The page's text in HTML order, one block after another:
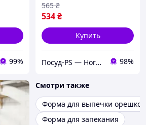
99%
534₴
565 ₴
Купить
Посуд-PS — Horeca Посуда Подарки 98%
Смотри также
Форма для выпечки орешков
Форма для запекания